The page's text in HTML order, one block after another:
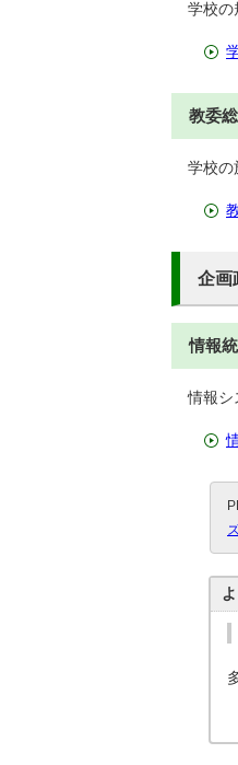
学校の
教委
学校の
企画
情報
情報シ